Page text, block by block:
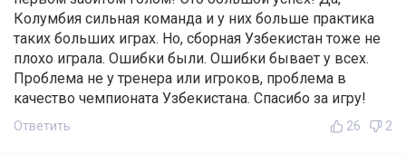
Колумбия сильная команда и у них больше практика
таких больших играх. Но, сборная Узбекистан тоже не
плохо играла. Ошибки были. Ошибки бывает у всех.
Проблема не у тренера или игроков, проблема в
качество чемпионата Узбекистана. Спасибо за игру!
Ответить 26 2